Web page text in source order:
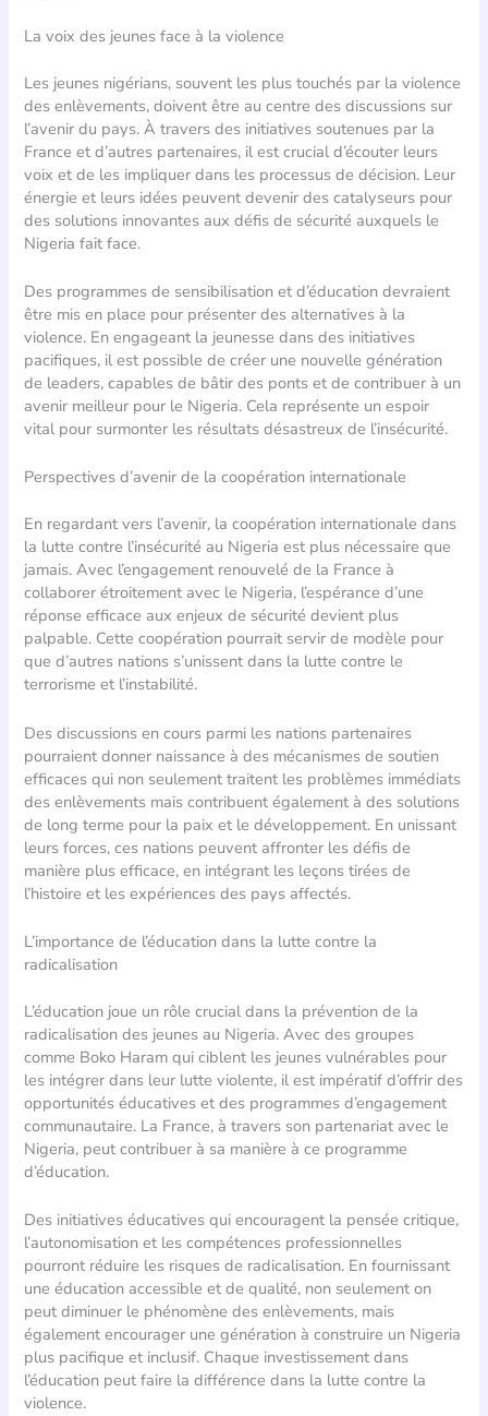
La voix des jeunes face à la violence
Les jeunes nigérians, souvent les plus touchés par la violence
des enlèvements, doivent être au centre des discussions sur
l’avenir du pays. À travers des initiatives soutenues par la
France et d’autres partenaires, il est crucial d’écouter leurs
voix et de les impliquer dans les processus de décision. Leur
énergie et leurs idées peuvent devenir des catalyseurs pour
des solutions innovantes aux défis de sécurité auxquels le
Nigeria fait face.
Des programmes de sensibilisation et d’éducation devraient
être mis en place pour présenter des alternatives à la
violence. En engageant la jeunesse dans des initiatives
pacifiques, il est possible de créer une nouvelle génération
de leaders, capables de bâtir des ponts et de contribuer à un
avenir meilleur pour le Nigeria. Cela représente un espoir
vital pour surmonter les résultats désastreux de l’insécurité.
Perspectives d’avenir de la coopération internationale
En regardant vers l’avenir, la coopération internationale dans
la lutte contre l’insécurité au Nigeria est plus nécessaire que
jamais. Avec l’engagement renouvelé de la France à
collaborer étroitement avec le Nigeria, l’espérance d’une
réponse efficace aux enjeux de sécurité devient plus
palpable. Cette coopération pourrait servir de modèle pour
que d’autres nations s’unissent dans la lutte contre le
terrorisme et l’instabilité.
Des discussions en cours parmi les nations partenaires
pourraient donner naissance à des mécanismes de soutien
efficaces qui non seulement traitent les problèmes immédiats
des enlèvements mais contribuent également à des solutions
de long terme pour la paix et le développement. En unissant
leurs forces, ces nations peuvent affronter les défis de
manière plus efficace, en intégrant les leçons tirées de
l’histoire et les expériences des pays affectés.
L’importance de l’éducation dans la lutte contre la
radicalisation
L’éducation joue un rôle crucial dans la prévention de la
radicalisation des jeunes au Nigeria. Avec des groupes
comme Boko Haram qui ciblent les jeunes vulnérables pour
les intégrer dans leur lutte violente, il est impératif d’offrir des
opportunités éducatives et des programmes d’engagement
communautaire. La France, à travers son partenariat avec le
Nigeria, peut contribuer à sa manière à ce programme
d’éducation.
Des initiatives éducatives qui encouragent la pensée critique,
l’autonomisation et les compétences professionnelles
pourront réduire les risques de radicalisation. En fournissant
une éducation accessible et de qualité, non seulement on
peut diminuer le phénomène des enlèvements, mais
également encourager une génération à construire un Nigeria
plus pacifique et inclusif. Chaque investissement dans
l’éducation peut faire la différence dans la lutte contre la
violence.